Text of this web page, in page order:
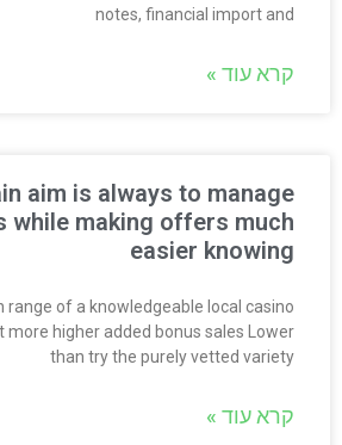
notes, financial import and
קרא עוד »
aim is always to manage
while making offers much
easier knowing
range of a knowledgeable local casino
more higher added bonus sales Lower
than try the purely vetted variety
קרא עוד »